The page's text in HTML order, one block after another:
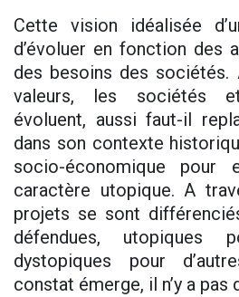
Cette vision idéalisée
d’évoluer en fonction des
des besoins des
valeurs, les sociétés
évoluent, aussi faut-il
dans son contexte
socio-économique pour
caractère utopique. A
projets se sont
défendues, utopiques
dystopiques pour
constat émerge, il n’y a pas